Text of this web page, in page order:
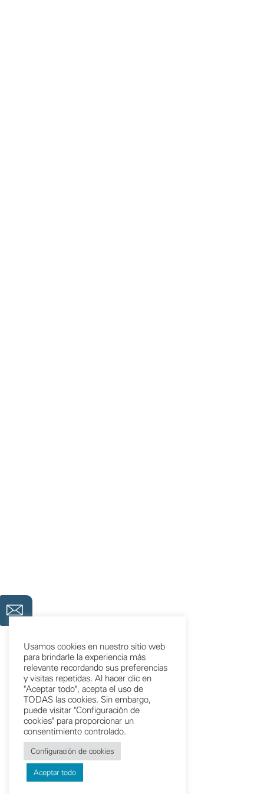
Usamos cookies en nuestro sitio web
para brindarle la experiencia más
relevante recordando sus preferencias
y visitas repetidas. Al hacer clic en
"Aceptar todo", acepta el uso de
TODAS las cookies. Sin embargo,
puede visitar "Configuración de
cookies" para proporcionar un
consentimiento controlado.
Configuración de cookies
Aceptar todo